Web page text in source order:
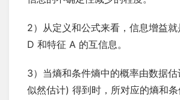
2）从定义和公式来看，信息增益
D 和特征 A 的互信息。
3）当熵和条件熵中的概率由数据
似然估计) 得到时，所对应的熵和